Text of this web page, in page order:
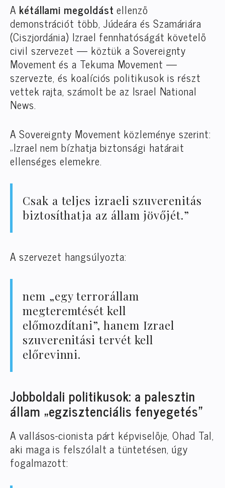
A kétállami megoldást ellenző
demonstrációt több, Júdeára és Szamáriára
(Ciszjordánia) Izrael fennhatóságát követelő
civil szervezet — köztük a Sovereignty
Movement és a Tekuma Movement —
szervezte, és koalíciós politikusok is részt
vettek rajta, számolt be az Israel National
News.
A Sovereignty Movement közleménye szerint:
„Izrael nem bízhatja biztonsági határait
ellenséges elemekre.
Csak a teljes izraeli szuverenitás
biztosíthatja az állam jövőjét.”
A szervezet hangsúlyozta:
nem „egy terrorállam
megteremtését kell
előmozdítani”, hanem Izrael
szuverenitási tervét kell
előrevinni.
Jobboldali politikusok: a palesztin
állam „egzisztenciális fenyegetés”
A vallásos-cionista párt képviselője, Ohad Tal,
aki maga is felszólalt a tüntetésen, úgy
fogalmazott: